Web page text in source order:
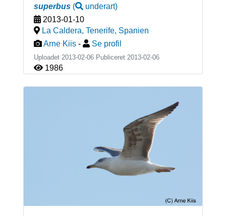
superbus( underart)
2013-01-10
La Caldera, Tenerife, Spanien
Arne Kiis - Se profil
Uploadet 2013-02-06 Publiceret 2013-02-06
1986